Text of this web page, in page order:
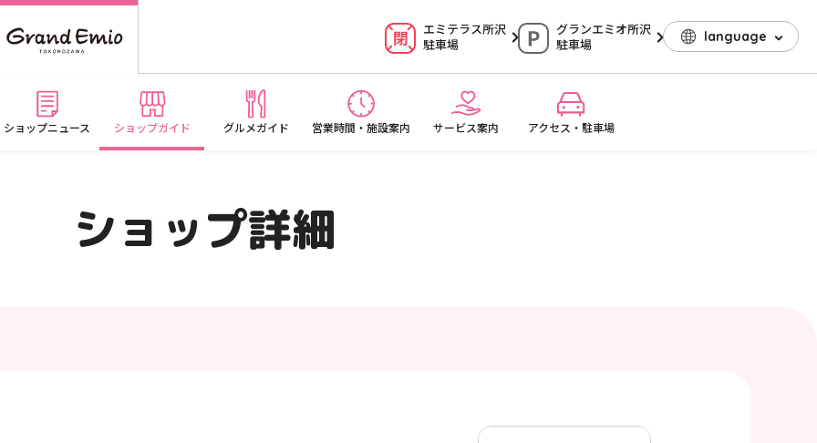
エミテラス所沢
駐車場
グランエミオ所沢
駐車場
language
ショップニュース ショップガイド グルメガイド 営業時間・施設案内 サービス案内 アクセス・駐車場
ショップ詳細